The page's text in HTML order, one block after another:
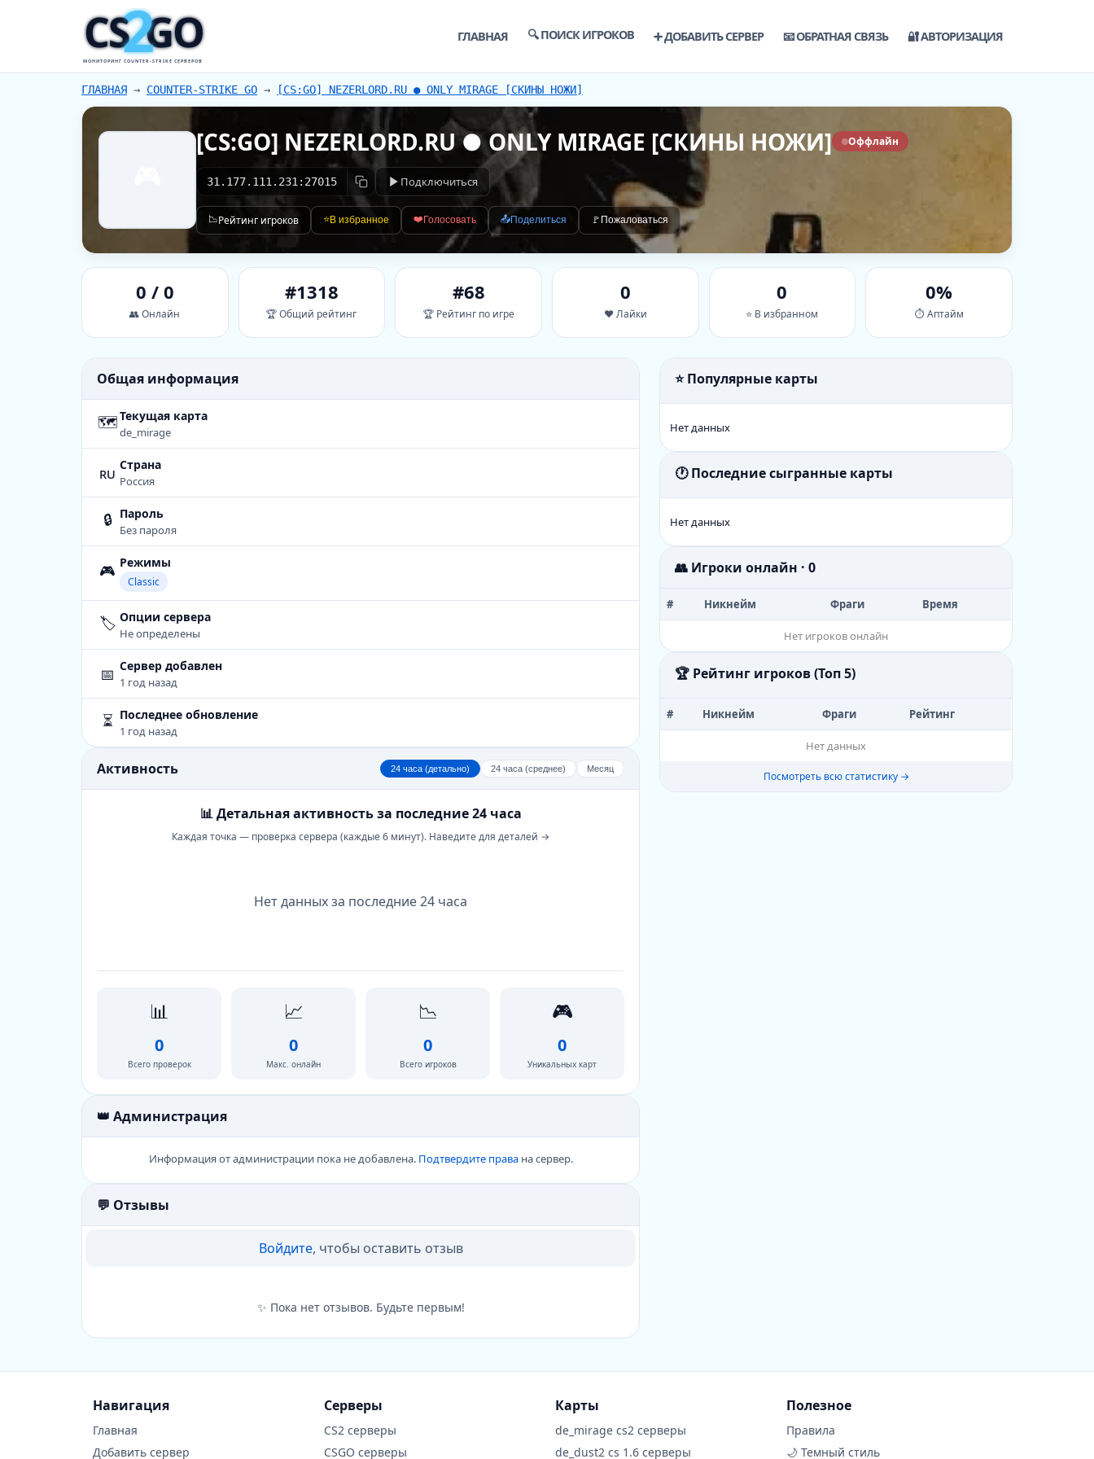
CS GO
2
МОНИТОРИНГ COUNTER-STRIKE СЕРВЕРОВ
ГЛАВНАЯ 🔍 ПОИСК ИГРОКОВ ➕ ДОБАВИТЬ СЕРВЕР 📧 ОБРАТНАЯ СВЯЗЬ 🔐 АВТОРИЗАЦИЯ
ГЛАВНАЯ → COUNTER-STRIKE GO → [CS:GO] NEZERLORD.RU ● ONLY MIRAGE [СКИНЫ НОЖИ]
[CS:GO] NEZERLORD.RU ● ONLY MIRAGE [СКИНЫ НОЖИ] Оффлайн
31.177.111.231:27015 Подключиться
📉Рейтинг игроков ⭐В избранное ❤️ Голосовать 📤Поделиться 🚩 Пожаловаться
0 / 0
👥 Онлайн
#1318
🏆 Общий рейтинг
#68
🏆 Рейтинг по игре
0
❤️ Лайки
0
⭐ В избранном
0%
⏱ Аптайм
Общая информация
🗺Текущая карта
de_mirage
ru Страна
Россия
🔒 Пароль
Без пароля
🎮 Режимы
Classic
🏷️ Опции сервера
Не определены
📅 Сервер добавлен
1 год назад
⏳ Последнее обновление
1 год назад
Активность 24 часа (детально) 24 часа (среднее) Месяц
📊 Детальная активность за последние 24 часа
Каждая точка — проверка сервера (каждые 6 минут). Наведите для деталей →
Нет данных за последние 24 часа
📊
0
Всего проверок
📈
0
Макс. онлайн
📉
0
Всего игроков
🎮
0
Уникальных карт
👑 Администрация
Информация от администрации пока не добавлена. Подтвердите правана сервер.
💬 Отзывы
Войдите, чтобы оставить отзыв
✨ Пока нет отзывов. Будьте первым!
⭐ Популярные карты
Нет данных
🕐 Последние сыгранные карты
Нет данных
👥 Игроки онлайн · 0
# Никнейм Фраги Время
Нет игроков онлайн
🏆 Рейтинг игроков (Топ 5)
# Никнейм Фраги Рейтинг
Нет данных
Посмотреть всю статистику →
Навигация
Главная
Добавить сервер
Серверы
CS2 серверы
CSGO серверы
Карты
de_mirage cs2 серверы
de_dust2 cs 1.6 серверы
Полезное
Правила
🌙 Темный стиль